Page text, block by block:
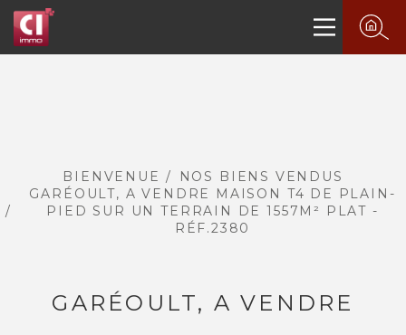
BIENVENUE
NOS BIENS VENDUS
GARÉOULT, A VENDRE MAISON T4 DE PLAIN-
PIED SUR UN TERRAIN DE 1557M² PLAT -
RÉF.2380
GARÉOULT, A VENDRE